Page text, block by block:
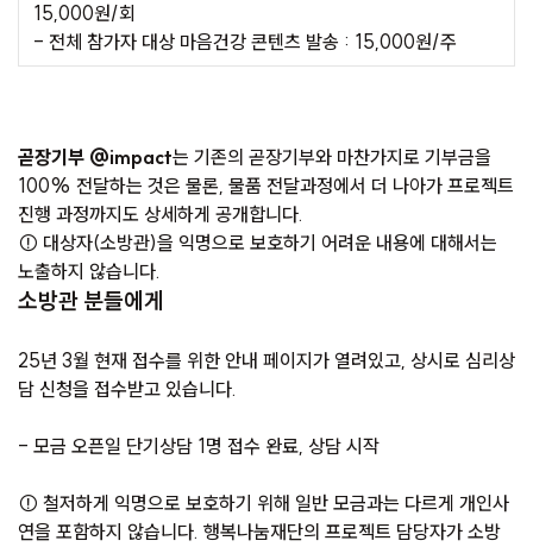
15,000원/회
- 전체 참가자 대상 마음건강 콘텐츠 발송 : 15,000원/주
곧장기부 @impact는 기존의 곧장기부와 마찬가지로 기부금을
100% 전달하는 것은 물론, 물품 전달과정에서 더 나아가 프로젝트
진행 과정까지도 상세하게 공개합니다.
⚠ 대상자(소방관)을 익명으로 보호하기 어려운 내용에 대해서는
노출하지 않습니다.
소방관 분들에게
25년 3월 현재 접수를 위한 안내 페이지가 열려있고, 상시로 심리상
담 신청을 접수받고 있습니다.
- 모금 오픈일 단기상담 1명 접수 완료, 상담 시작
⚠ 철저하게 익명으로 보호하기 위해 일반 모금과는 다르게 개인사
연을 포함하지 않습니다. 행복나눔재단의 프로젝트 담당자가 소방